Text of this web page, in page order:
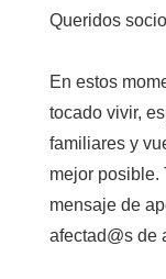
Queridos
En estos
tocado vivir,
familiares y
mejor posible.
mensaje de
afectad@s de